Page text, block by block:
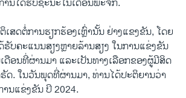
ສດ​ຕໍ່​ການ​ຮຽກຮ້ອງ​ເຫຼົ່ານັ້ນ ຢ່າງແຂງຂັນ, ​ໂດຍ​
ບ​ຄະ​ແນນ​ສຽງ​ຫຼາຍ​ລ້ານສຽງ ​ໃນ​ການ​ແຂ່ງ​ຂັນ​
ດືອນທີ່​ຜ່ານ​ມາ ​ແລະ​ເປັນ​ທາງ​ເລືອກ​ຂອງ​ຜູ້​ມີ​ສິດ
ດ. ໃນວັນພຸດທີ່ຜ່ານມາ, ທ່ານໄດ້ປະຕິຍານວ່າ
ນແຂ່ງຂັນ ປິ 2024.